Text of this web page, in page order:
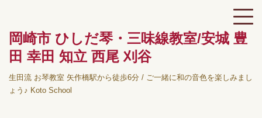
岡崎市 ひしだ琴・三味線教室/安城 豊
田 幸田 知立 西尾 刈谷
生田流 お琴教室 矢作橋駅から徒歩6分 / ご一緒に和の音色を楽しみまし
ょう♪ Koto School